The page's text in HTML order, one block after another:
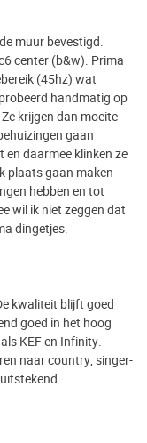
muur bevestigd.
center (b&w). Prima
(45hz) wat
handmatig op
krijgen dan moeite
gaan
daarmee klinken ze
plaats gaan maken
hebben en tot
wil ik niet zeggen dat
dingetjes.
kwaliteit blijft goed
goed in het hoog
KEF en Infinity.
naar country, singer-